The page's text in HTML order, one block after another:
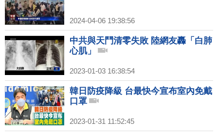
2024-04-06 19:38:56
中共與天鬥清零失敗 陸網友轟「白肺
心肌」
2023-01-03 16:38:54
韓日防疫降級 台最快今宣布室內免戴
口罩
2023-01-31 11:52:45